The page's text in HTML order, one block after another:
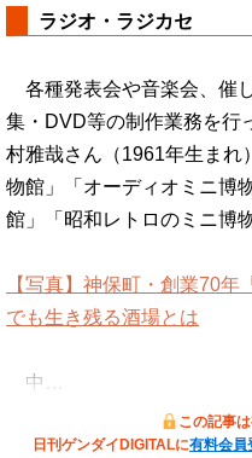
ラジオ・ラジカセ
各種発表会や音楽会、催
集・DVD等の制作業務を行
村雅哉さん（1961年生まれ
物館」「オーディオミニ博
館」「昭和レトロのミニ博
【写真】神保町・創業70
でも生き残る酒場とは
中…
この記事
日刊ゲンダイDIGITALに有料会員